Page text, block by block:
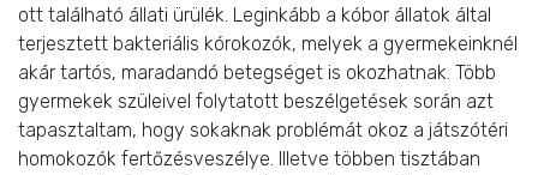
ott található állati ürülék. Leginkább a kóbor állatok által
terjesztett bakteriális kórokozók, melyek a gyermekeinknél
akár tartós, maradandó betegséget is okozhatnak. Több
gyermekek szüleivel folytatott beszélgetések során azt
tapasztaltam, hogy sokaknak problémát okoz a játszótéri
homokozók fertőzésveszélye. Illetve többen tisztában